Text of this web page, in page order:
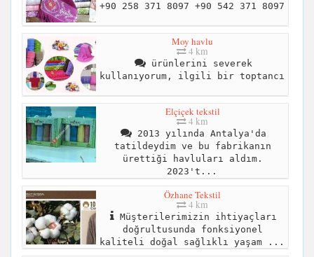
+90 258 371 8097 +90 542 371 8097
Moy havlu
4 km
ürünlerini severek
kullanıyorum, ilgili bir toptancı
Elçiçek tekstil
4 km
2013 yılında Antalya'da
tatildeydim ve bu fabrikanın
ürettiği havluları aldım.
2023't...
Özhane Tekstil
4 km
Müşterilerimizin ihtiyaçları
doğrultusunda fonksiyonel
kaliteli doğal sağlıklı yaşam ...